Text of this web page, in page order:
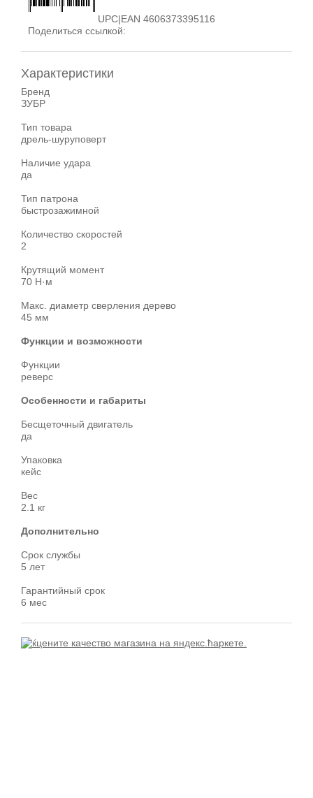
UPC|EAN 4606373395116
Поделиться ссылкой:
Характеристики
Бренд
ЗУБР
Тип товара
дрель-шуруповерт
Наличие удара
да
Тип патрона
быстрозажимной
Количество скоростей
2
Крутящий момент
70 Н·м
Макс. диаметр сверления дерево
45 мм
Функции и возможности
Функции
реверс
Особенности и габариты
Бесщеточный двигатель
да
Упаковка
кейс
Вес
2.1 кг
Дополнительно
Срок службы
5 лет
Гарантийный срок
6 мес